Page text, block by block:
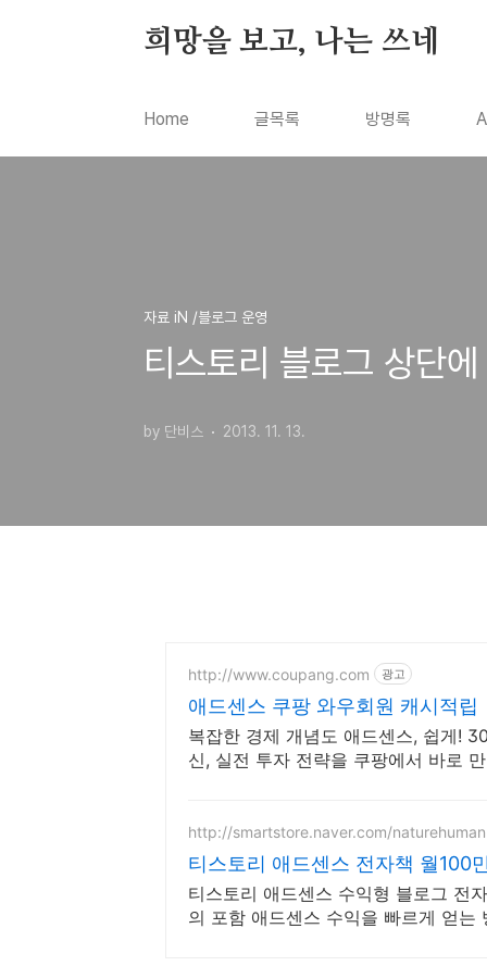
희망을 보고, 나는 쓰네
Home 글목록 방명록
자료 iN /블로그 운영
티스토리 블로그 상단
by 단비스 2013. 11. 13.
http://www.coupang.com 광고
애드센스 쿠팡 와우회원 캐시적립
복잡한 경제 개념도 애드센스, 쉽게!
신, 실전 투자 전략을 쿠팡에서 바로
http://smartstore.naver.com/naturehuman
티스토리 애드센스 전자책 월100
티스토리 애드센스 수익형 블로그 전
의 포함 애드센스 수익을 빠르게 얻는